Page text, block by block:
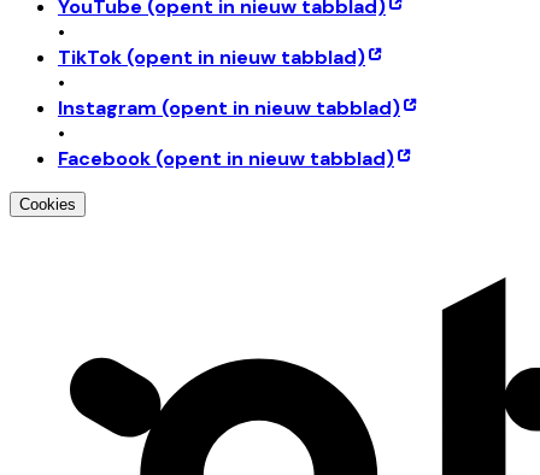
YouTube (opent in nieuw tabblad)
•
TikTok (opent in nieuw tabblad)
•
Instagram (opent in nieuw tabblad)
•
Facebook (opent in nieuw tabblad)
Cookies